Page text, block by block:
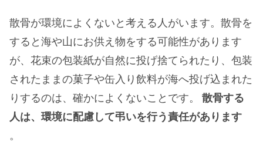
散骨が環境によくないと考える人がいます。散骨を
すると海や山にお供え物をする可能性があります
が、花束の包装紙が自然に投げ捨てられたり、包装
されたままの菓子や缶入り飲料が海へ投げ込まれた
りするのは、確かによくないことです。 散骨する
人は、環境に配慮して弔いを行う責任があります
。